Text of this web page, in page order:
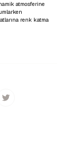
atmosferine
renk katma